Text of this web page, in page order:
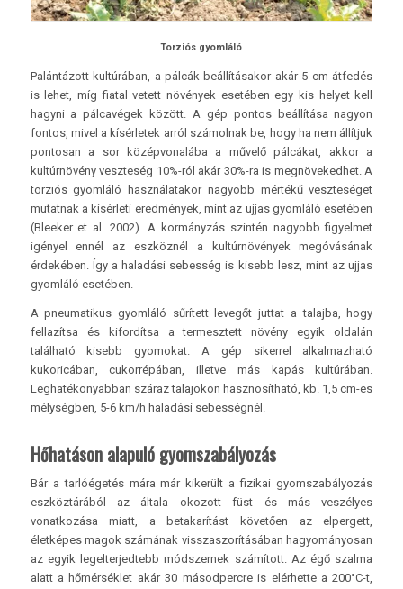
Torziós gyomláló
Palántázott kultúrában, a pálcák beállításakor akár 5 cm átfedés
is lehet, míg fiatal vetett növények esetében egy kis helyet kell
hagyni a pálcavégek között. A gép pontos beállítása nagyon
fontos, mivel a kísérletek arról számolnak be, hogy ha nem állítjuk
pontosan a sor középvonalába a művelő pálcákat, akkor a
kultúrnövény veszteség 10%-ról akár 30%-ra is megnövekedhet. A
torziós gyomláló használatakor nagyobb mértékű veszteséget
mutatnak a kísérleti eredmények, mint az ujjas gyomláló esetében
(Bleeker et al. 2002). A kormányzás szintén nagyobb figyelmet
igényel ennél az eszköznél a kultúrnövények megóvásának
érdekében. Így a haladási sebesség is kisebb lesz, mint az ujjas
gyomláló esetében.
A pneumatikus gyomláló sűrített levegőt juttat a talajba, hogy
fellazítsa és kifordítsa a termesztett növény egyik oldalán
található kisebb gyomokat. A gép sikerrel alkalmazható
kukoricában, cukorrépában, illetve más kapás kultúrában.
Leghatékonyabban száraz talajokon hasznosítható, kb. 1,5 cm-es
mélységben, 5-6 km/h haladási sebességnél.
Hőhatáson alapuló gyomszabályozás
Bár a tarlóégetés mára már kikerült a fizikai gyomszabályozás
eszköztárából az általa okozott füst és más veszélyes
vonatkozása miatt, a betakarítást követően az elpergett,
életképes magok számának visszaszorításában hagyományosan
az egyik legelterjedtebb módszernek számított. Az égő szalma
alatt a hőmérséklet akár 30 másodpercre is elérhette a 200°C-t,